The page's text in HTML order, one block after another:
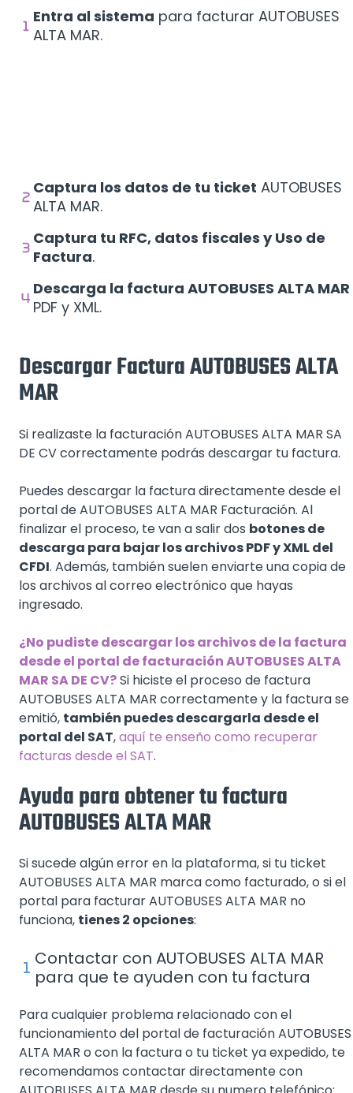
Entra al sistema para facturar AUTOBUSES
ALTA MAR.
Captura los datos de tu ticket AUTOBUSES
ALTA MAR.
Captura tu RFC, datos fiscales y Uso de
Factura.
Descarga la factura AUTOBUSES ALTA MAR
PDF y XML.
Descargar Factura AUTOBUSES ALTA
MAR
Si realizaste la facturación AUTOBUSES ALTA MAR SA
DE CV correctamente podrás descargar tu factura.
Puedes descargar la factura directamente desde el
portal de AUTOBUSES ALTA MAR Facturación. Al
finalizar el proceso, te van a salir dos botones de
descarga para bajar los archivos PDF y XML del
CFDI. Además, también suelen enviarte una copia de
los archivos al correo electrónico que hayas
ingresado.
¿No pudiste descargar los archivos de la factura
desde el portal de facturación AUTOBUSES ALTA
MAR SA DE CV?Si hiciste el proceso de factura
AUTOBUSES ALTA MAR correctamente y la factura se
emitió, también puedes descargarla desde el
portal del SAT,aquí te enseño como recuperar
facturas desde el SAT.
Ayuda para obtener tu factura
AUTOBUSES ALTA MAR
Si sucede algún error en la plataforma, si tu ticket
AUTOBUSES ALTA MAR marca como facturado, o si el
portal para facturar AUTOBUSES ALTA MAR no
funciona, tienes 2 opciones:
Contactar con AUTOBUSES ALTA MAR
para que te ayuden con tu factura
Para cualquier problema relacionado con el
funcionamiento del portal de facturación AUTOBUSES
ALTA MAR o con la factura o tu ticket ya expedido, te
recomendamos contactar directamente con